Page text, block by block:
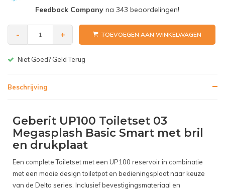
Feedback Companyna 343 beoordelingen!
- + TOEVOEGEN AAN WINKELWAGEN
Gratis bezorgen v.a. € 150,-(NL)
Beschrijving
Geberit UP100 Toiletset 03
Megasplash Basic Smart met bril
en drukplaat
Een complete Toiletset met een UP100 reservoir in combinatie
met een mooie design toiletpot en bedieningsplaat naar keuze
van de Delta series. Inclusief bevestigingsmateriaal en